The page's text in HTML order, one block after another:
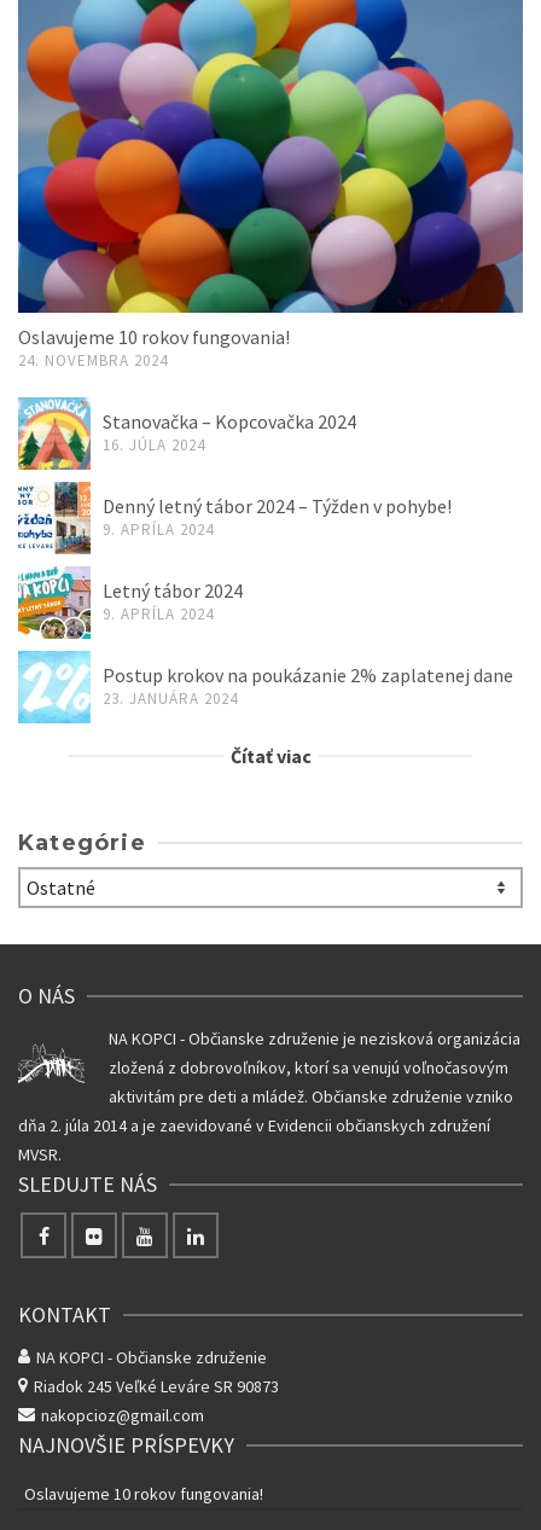
Oslavujeme 10 rokov fungovania!
24. NOVEMBRA 2024
Stanovačka – Kopcovačka 2024
16. JÚLA 2024
Denný letný tábor 2024 – Týžden v pohybe!
9. APRÍLA 2024
Letný tábor 2024
9. APRÍLA 2024
Postup krokov na poukázanie 2% zaplatenej dane
23. JANUÁRA 2024
Čítať viac
Kategórie
Kategórie
O NÁS
NA KOPCI - Občianske združenie je nezisková organizácia
zložená z dobrovoľníkov, ktorí sa venujú voľnočasovým
aktivitám pre deti a mládež. Občianske združenie vzniko
dňa 2. júla 2014 a je zaevidované v Evidencii občianskych združení
MVSR.
SLEDUJTE NÁS
KONTAKT
NA KOPCI - Občianske združenie
Riadok 245 Veľké Leváre SR 90873
nakopcioz@gmail.com
NAJNOVŠIE PRÍSPEVKY
Oslavujeme 10 rokov fungovania!